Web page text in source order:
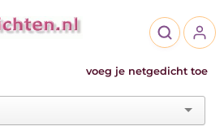
voeg je netgedicht toe